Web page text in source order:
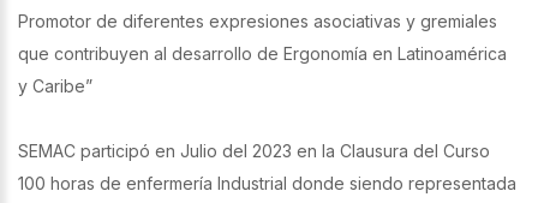
Promotor de diferentes expresiones asociativas y gremiales
que contribuyen al desarrollo de Ergonomía en Latinoamérica
y Caribe”
SEMAC participó en Julio del 2023 en la Clausura del Curso
100 horas de enfermería Industrial donde siendo representada